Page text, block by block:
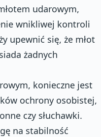
udarowym,
wnikliwej kontroli
upewnić się, że młot
żadnych
konieczne jest
ochrony osobistej,
czy słuchawki.
na stabilność